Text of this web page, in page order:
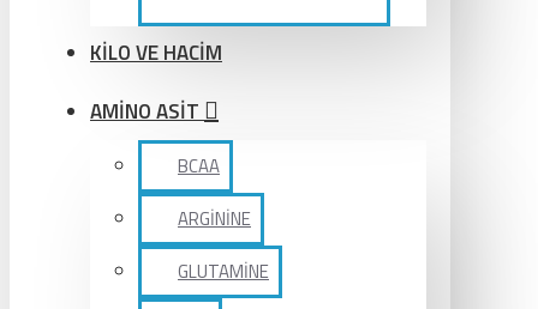
KİLO VE HACİM
AMİNO ASİT
BCAA
ARGİNİNE
GLUTAMİNE